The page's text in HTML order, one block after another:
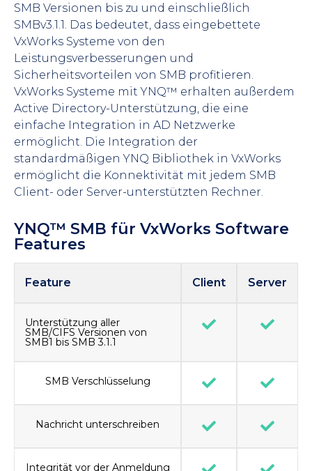
SMB Versionen bis zu und einschließlich
SMBv3.1.1. Das bedeutet, dass eingebettete
VxWorks Systeme von den
Leistungsverbesserungen und
Sicherheitsvorteilen von SMB profitieren.
VxWorks Systeme mit YNQ™ erhalten außerdem
Active Directory-Unterstützung, die eine
einfache Integration in AD Netzwerke
ermöglicht. Die Integration der
standardmäßigen YNQ Bibliothek in VxWorks
ermöglicht die Konnektivität mit jedem SMB
Client- oder Server-unterstützten Rechner.
YNQ™ SMB für VxWorks Software
Features
Feature Client Server
Unterstützung aller
SMB/CIFS Versionen von
SMB1 bis SMB 3.1.1
SMB Verschlüsselung
Nachricht unterschreiben
Integrität vor der Anmeldung